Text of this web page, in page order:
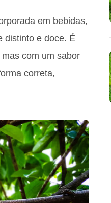
em bebidas,
distinto e doce. É
com um sabor
correta,